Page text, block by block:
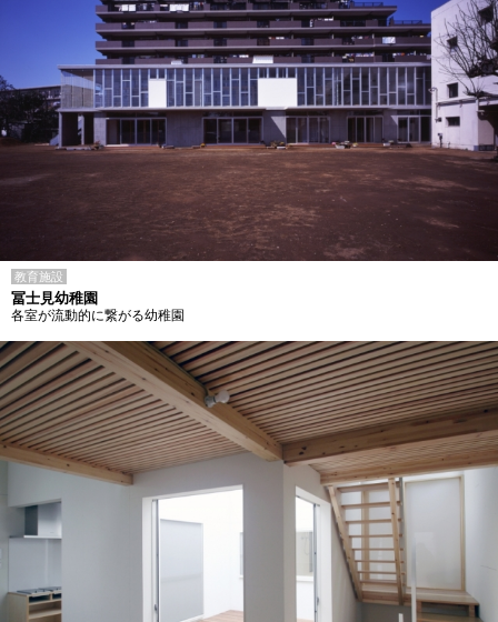
教育施設
冨士見幼稚園
各室が流動的に繋がる幼稚園